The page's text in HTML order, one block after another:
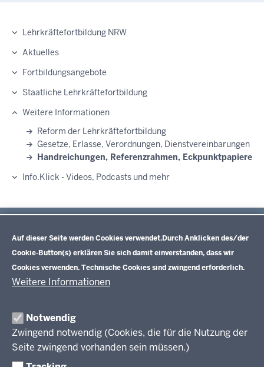
Auf dieser Seite werden Cookies verwendet.Durch Anklicken des/der
Cookie-Button(s) erklären Sie sich damit einverstanden, dass wir
Cookies verwenden. Technische Cookies sind zwingend erforderlich.
Weitere Informationen
Notwendig
Zwingend notwendig (Cookies, die für die Nutzung der
Seite zwingend vorhanden sein müssen.)
Lehrkräftefortbildung NRW
Aktuelles
Fortbildungsangebote
Staatliche Lehrkräftefortbildung
Weitere Informationen
Reform der Lehrkräftefortbildung
Gesetze, Erlasse, Verordnungen, Dienstvereinbarungen
Handreichungen, Referenzrahmen, Eckpunktpapiere
Info.Klick - Videos, Podcasts und mehr
Inhalt
Drucken
Lehrkräftefortbildung NRW
Fortbildungsangebote
Datengestützte Schul- und Unterrichtsentwicklung